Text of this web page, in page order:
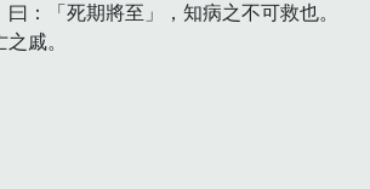
：「死期將至」，知病之不可救也。
戚。